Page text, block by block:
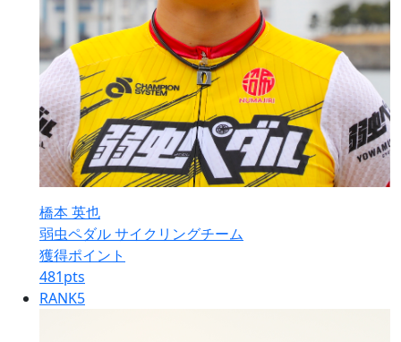
橋本 英也
弱虫ペダル サイクリングチーム
獲得ポイント
481pts
RANK5